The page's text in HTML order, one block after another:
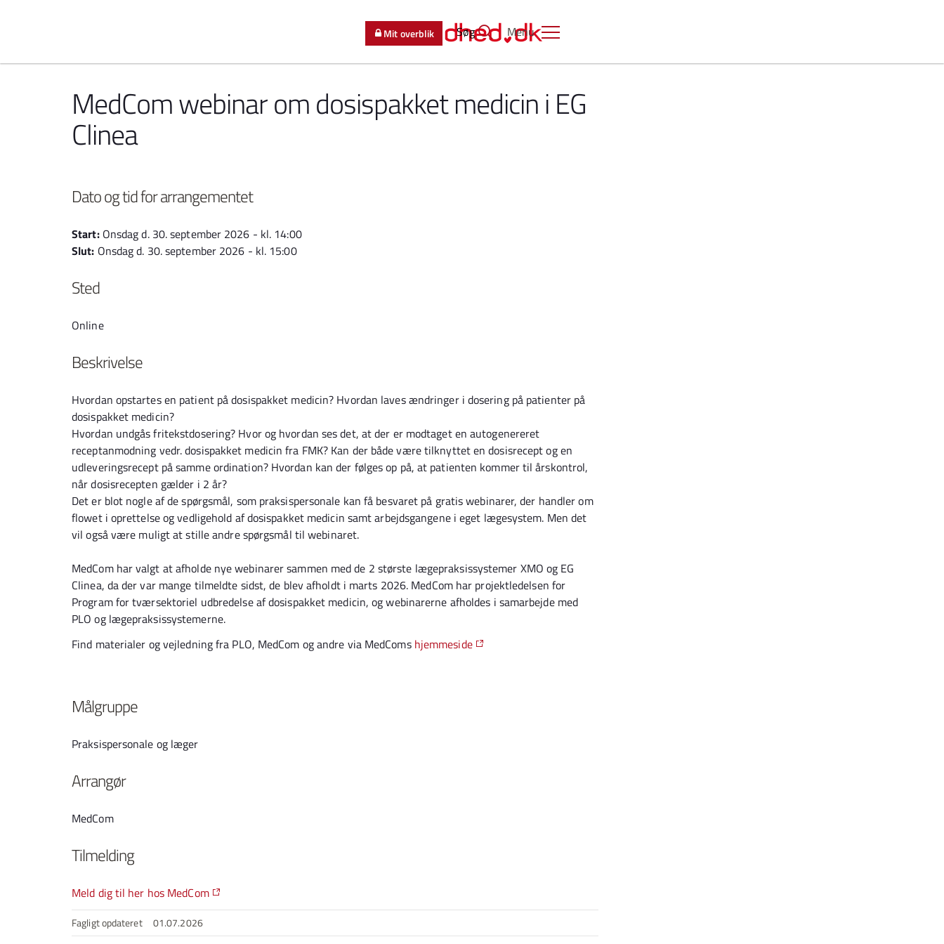
Menu
Søg
Mit overblik
MedCom webinar om dosispakket medicin i EG
Clinea
Dato og tid for arrangementet
Start: Onsdag d. 30. september 2026 - kl. 14:00
Slut: Onsdag d. 30. september 2026 - kl. 15:00
Sted
Online
Beskrivelse
Hvordan opstartes en patient på dosispakket medicin? Hvordan laves ændringer i dosering på patienter på
dosispakket medicin?
Hvordan undgås fritekstdosering? Hvor og hvordan ses det, at der er modtaget en autogenereret
receptanmodning vedr. dosispakket medicin fra FMK? Kan der både være tilknyttet en dosisrecept og en
udleveringsrecept på samme ordination? Hvordan kan der følges op på, at patienten kommer til årskontrol,
når dosisrecepten gælder i 2 år?
Det er blot nogle af de spørgsmål, som praksispersonale kan få besvaret på gratis webinarer, der handler om
flowet i oprettelse og vedligehold af dosispakket medicin samt arbejdsgangene i eget lægesystem. Men det
vil også være muligt at stille andre spørgsmål til webinaret.
MedCom har valgt at afholde nye webinarer sammen med de 2 største lægepraksissystemer XMO og EG
Clinea, da der var mange tilmeldte sidst, de blev afholdt i marts 2026. MedCom har projektledelsen for
Program for tværsektoriel udbredelse af dosispakket medicin, og webinarerne afholdes i samarbejde med
PLO og lægepraksissystemerne.
Find materialer og vejledning fra PLO, MedCom og andre via MedComs hjemmeside
Målgruppe
Praksispersonale og læger
Arrangør
MedCom
Tilmelding
Meld dig til her hos MedCom
Fagligt opdateret 01.07.2026